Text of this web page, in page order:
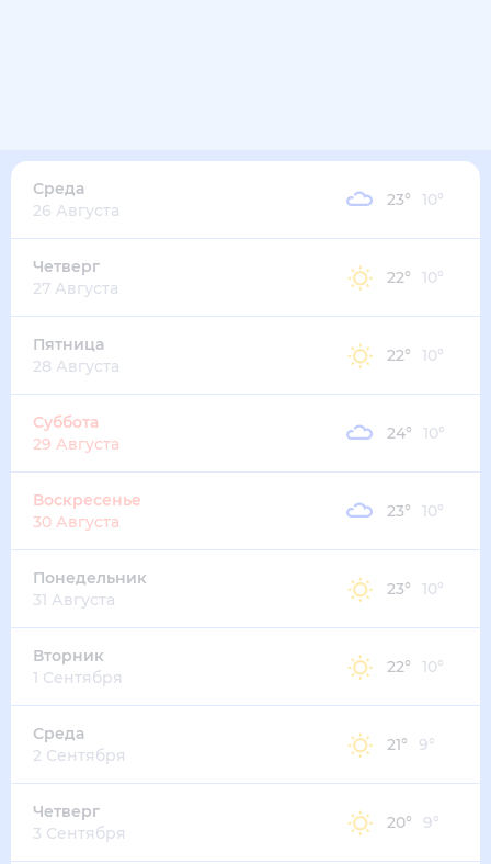
Среда
26 Августа
23° 10°
Четверг
27 Августа
22° 10°
Пятница
28 Августа
22° 10°
Суббота
29 Августа
24° 10°
Воскресенье
30 Августа
23° 10°
Понедельник
31 Августа
23° 10°
Вторник
1 Сентября
22° 10°
Среда
2 Сентября
21° 9°
Четверг
3 Сентября
20° 9°